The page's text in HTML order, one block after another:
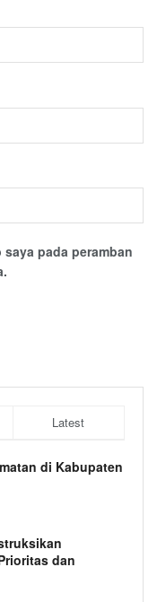
pada peramban
Latest
di Kabupaten
dan